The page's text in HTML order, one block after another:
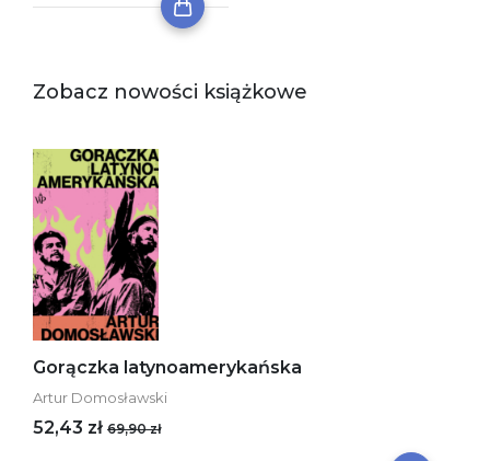
Zobacz nowości książkowe
Gorączka latynoamerykańska
Artur Domosławski
52,43 zł 69,90 zł